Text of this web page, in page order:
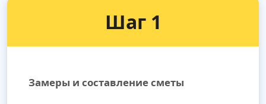
Шаг 1
Замеры и составление сметы